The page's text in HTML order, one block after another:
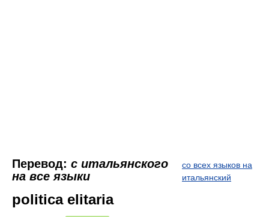
Перевод: с итальянского
на все языки
со всех языков на
итальянский
politica elitaria